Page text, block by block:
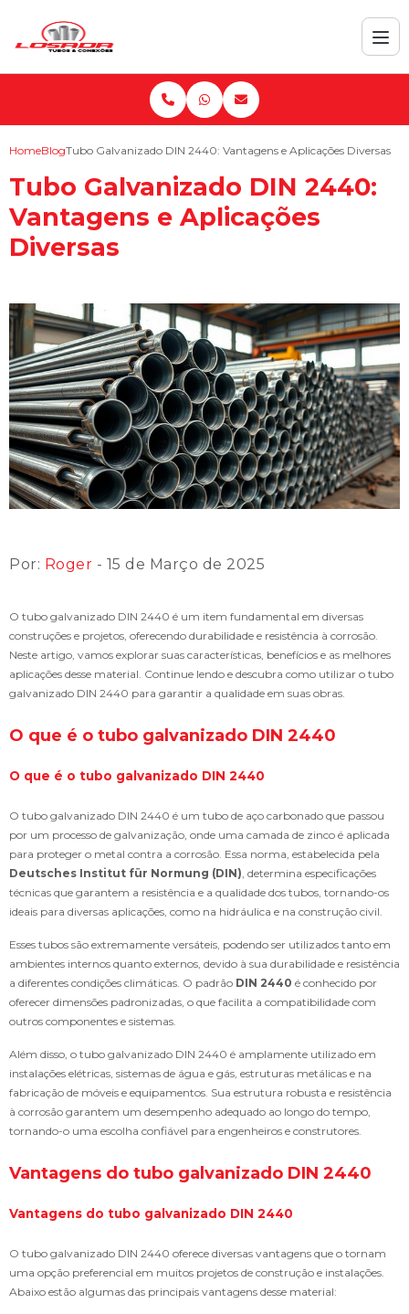
HomeBlogTubo Galvanizado DIN 2440: Vantagens e Aplicações Diversas
Tubo Galvanizado DIN 2440:
Vantagens e Aplicações
Diversas
Por: Roger - 15 de Março de 2025
O tubo galvanizado DIN 2440 é um item fundamental em diversas
construções e projetos, oferecendo durabilidade e resistência à corrosão.
Neste artigo, vamos explorar suas características, benefícios e as melhores
aplicações desse material. Continue lendo e descubra como utilizar o tubo
galvanizado DIN 2440 para garantir a qualidade em suas obras.
O que é o tubo galvanizado DIN 2440
O que é o tubo galvanizado DIN 2440
O tubo galvanizado DIN 2440 é um tubo de aço carbonado que passou
por um processo de galvanização, onde uma camada de zinco é aplicada
para proteger o metal contra a corrosão. Essa norma, estabelecida pela
Deutsches Institut für Normung (DIN), determina especificações
técnicas que garantem a resistência e a qualidade dos tubos, tornando-os
ideais para diversas aplicações, como na hidráulica e na construção civil.
Esses tubos são extremamente versáteis, podendo ser utilizados tanto em
ambientes internos quanto externos, devido à sua durabilidade e resistência
a diferentes condições climáticas. O padrão DIN 2440 é conhecido por
oferecer dimensões padronizadas, o que facilita a compatibilidade com
outros componentes e sistemas.
Além disso, o tubo galvanizado DIN 2440 é amplamente utilizado em
instalações elétricas, sistemas de água e gás, estruturas metálicas e na
fabricação de móveis e equipamentos. Sua estrutura robusta e resistência
à corrosão garantem um desempenho adequado ao longo do tempo,
tornando-o uma escolha confiável para engenheiros e construtores.
Vantagens do tubo galvanizado DIN 2440
Vantagens do tubo galvanizado DIN 2440
O tubo galvanizado DIN 2440 oferece diversas vantagens que o tornam
uma opção preferencial em muitos projetos de construção e instalações.
Abaixo estão algumas das principais vantagens desse material: